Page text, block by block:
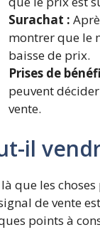
Surachat :
montrer que le
baisse de prix.
Prises de
peuvent
vente.
il
là que les
de vente
points à